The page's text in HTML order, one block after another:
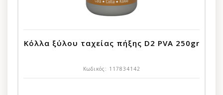
Κόλλα ξύλου ταχείας πήξης D2 PVA 250gr
Κωδικός: 117834142